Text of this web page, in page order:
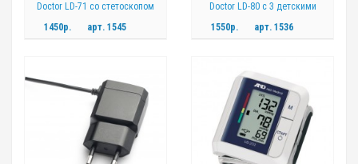
Doctor LD-71 со стетоскопом
1450р.
арт. 1545
Doctor LD-80 с 3 детскими
1550р. арт. 1536